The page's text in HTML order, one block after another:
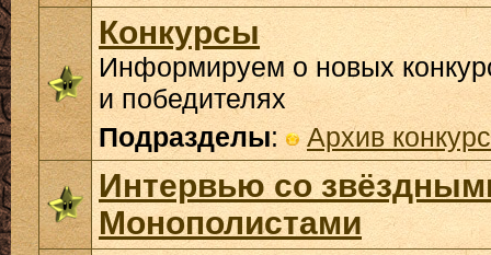
Конкурсы
Информируем о новых
и победителях
Подразделы: Архив
Интервью со
Монополистами